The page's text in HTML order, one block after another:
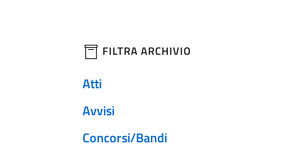
filtri da applicare
FILTRA ARCHIVIO
Atti
Avvisi
Concorsi/Bandi